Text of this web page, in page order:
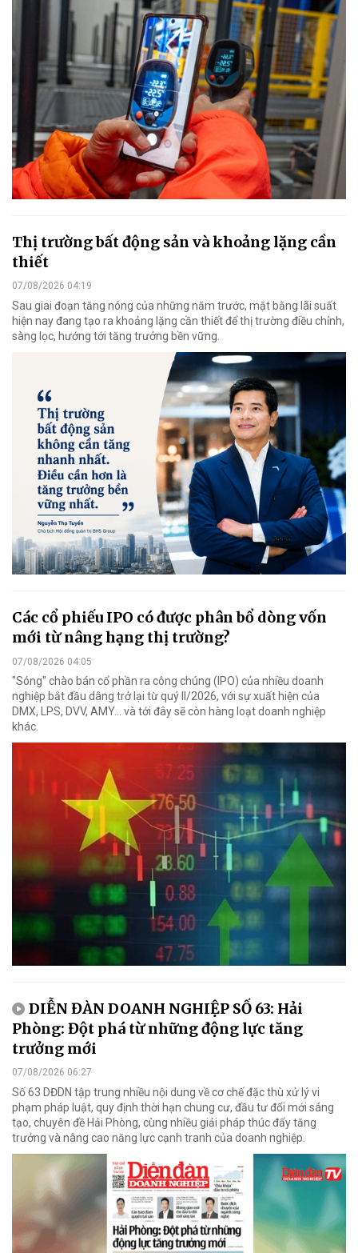
Thị trường bất động sản và khoảng lặng cần
thiết
07/08/2026 04:19
Sau giai đoạn tăng nóng của những năm trước, mặt bằng lãi suất
hiện nay đang tạo ra khoảng lặng cần thiết để thị trường điều chỉnh,
sàng lọc, hướng tới tăng trưởng bền vững.
Các cổ phiếu IPO có được phân bổ dòng vốn
mới từ nâng hạng thị trường?
07/08/2026 04:05
"Sóng" chào bán cổ phần ra công chúng (IPO) của nhiều doanh
nghiệp bắt đầu dâng trở lại từ quý II/2026, với sự xuất hiện của
DMX, LPS, DVV, AMY... và tới đây sẽ còn hàng loạt doanh nghiệp
khác.
DIỄN ĐÀN DOANH NGHIỆP SỐ 63: Hải
Phòng: Đột phá từ những động lực tăng
trưởng mới
07/08/2026 06:27
Số 63 DĐDN tập trung nhiều nội dung về cơ chế đặc thù xử lý vi
phạm pháp luật, quy định thời hạn chung cư, đầu tư đổi mới sáng
tạo, chuyên đề Hải Phòng, cùng nhiều giải pháp thúc đẩy tăng
trưởng và nâng cao năng lực cạnh tranh của doanh nghiệp.